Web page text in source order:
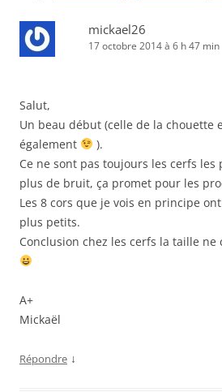
mickael26
17 octobre 2014 à 6 h 47 min
Salut,
Un beau début (celle de la chouette
également
).
Ce ne sont pas toujours les cerfs
plus de bruit, ça promet pour les
Les 8 cors que je vois en principe
plus petits.
Conclusion chez les cerfs la taille
A+
Mickaël
Répondre ↓